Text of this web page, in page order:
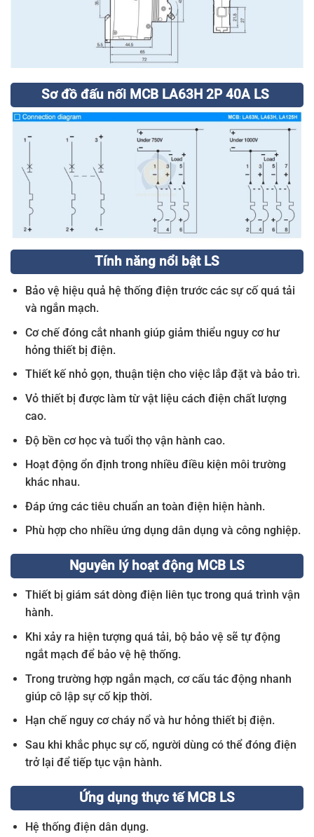
Sơ đồ đấu nối MCB LA63H 2P 40A LS
Tính năng nổi bật LS
Bảo vệ hiệu quả hệ thống điện trước các sự cố quá tải
và ngắn mạch.
Cơ chế đóng cắt nhanh giúp giảm thiểu nguy cơ hư
hỏng thiết bị điện.
Thiết kế nhỏ gọn, thuận tiện cho việc lắp đặt và bảo trì.
Vỏ thiết bị được làm từ vật liệu cách điện chất lượng
cao.
Độ bền cơ học và tuổi thọ vận hành cao.
Hoạt động ổn định trong nhiều điều kiện môi trường
khác nhau.
Đáp ứng các tiêu chuẩn an toàn điện hiện hành.
Phù hợp cho nhiều ứng dụng dân dụng và công nghiệp.
Nguyên lý hoạt động MCB LS
Thiết bị giám sát dòng điện liên tục trong quá trình vận
hành.
Khi xảy ra hiện tượng quá tải, bộ bảo vệ sẽ tự động
ngắt mạch để bảo vệ hệ thống.
Trong trường hợp ngắn mạch, cơ cấu tác động nhanh
giúp cô lập sự cố kịp thời.
Hạn chế nguy cơ cháy nổ và hư hỏng thiết bị điện.
Sau khi khắc phục sự cố, người dùng có thể đóng điện
trở lại để tiếp tục vận hành.
Ứng dụng thực tế MCB LS
Hệ thống điện dân dụng.